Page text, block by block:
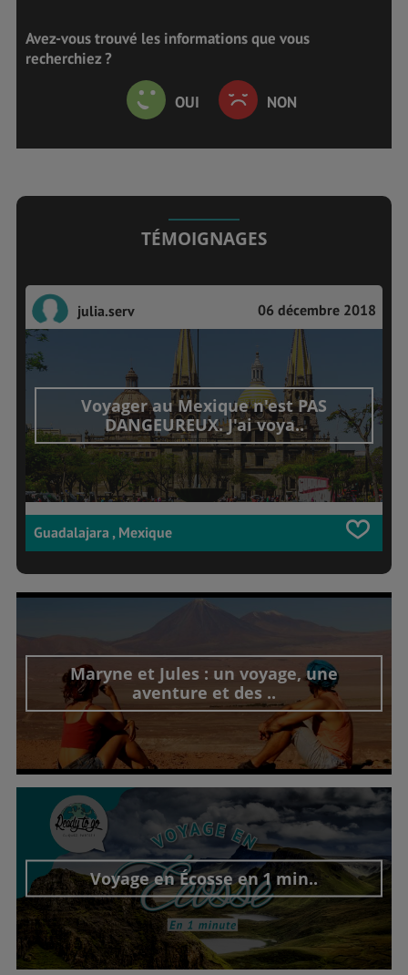
Avez-vous trouvé les informations que vous
recherchiez ?
OUI NON
TÉMOIGNAGES
julia.serv 06 décembre 2018
Voyager au Mexique n'est PAS
DANGEUREUX. J'ai voya..
Guadalajara , Mexique
Maryne et Jules : un voyage, une
aventure et des ..
Découvrir cet interview
Voyage en Écosse en 1 min..